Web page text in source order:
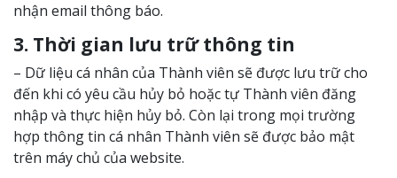
nhận email thông báo.
3. Thời gian lưu trữ thông tin
– Dữ liệu cá nhân của Thành viên sẽ được lưu trữ cho
đến khi có yêu cầu hủy bỏ hoặc tự Thành viên đăng
nhập và thực hiện hủy bỏ. Còn lại trong mọi trường
hợp thông tin cá nhân Thành viên sẽ được bảo mật
trên máy chủ của website.